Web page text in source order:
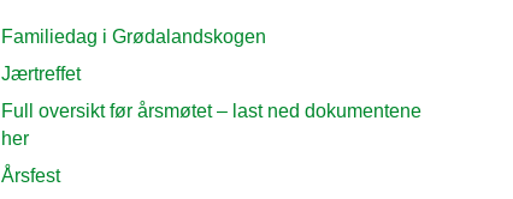
Familiedag i Grødalandskogen
Jærtreffet
Full oversikt før årsmøtet – last ned dokumentene
her
Årsfest